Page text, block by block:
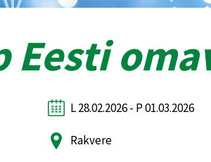
Eesti
L 28.02.2026 - P 01.03.2026
Rakvere